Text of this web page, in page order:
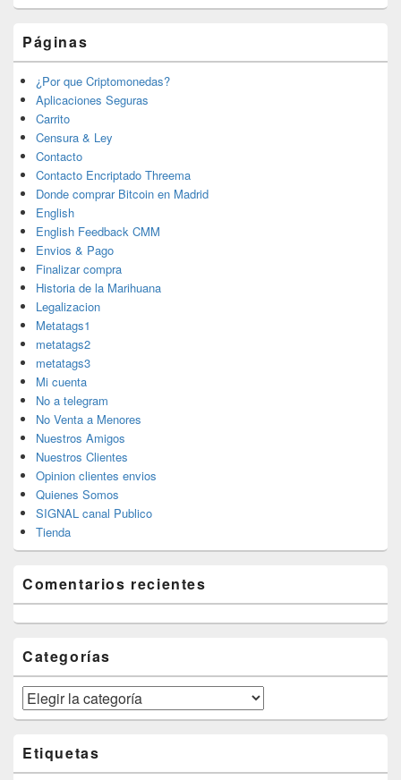
Páginas
¿Por que Criptomonedas?
Aplicaciones Seguras
Carrito
Censura & Ley
Contacto
Contacto Encriptado Threema
Donde comprar Bitcoin en Madrid
English
English Feedback CMM
Envios & Pago
Finalizar compra
Historia de la Marihuana
Legalizacion
Metatags1
metatags2
metatags3
Mi cuenta
No a telegram
No Venta a Menores
Nuestros Amigos
Nuestros Clientes
Opinion clientes envios
Quienes Somos
SIGNAL canal Publico
Tienda
Comentarios recientes
Categorías
Categorías
Etiquetas